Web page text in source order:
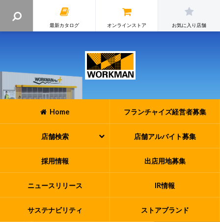
最新カタログ オンラインストア お気に入り店舗
Home フランチャイズ経営者募集
店舗検索 店舗アルバイト募集
採用情報 出店用地募集
ニュースリリース IR情報
サステナビリティ ストアブランド